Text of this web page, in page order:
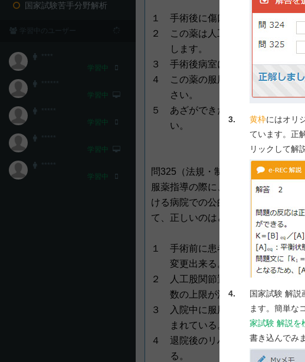
3. 黄枠にはオリ
ています。正
リックして解
4. 国家試験 解説
ます。簡単な
家試験 解説を
書き込んでみ
国家試験苦手分野解析
学習中のユーザー
****
学習中
******
学習中
*****
学習中
*****
学習中
*****
学習中
１ 手術後に傷口の血の流れをよく
２ この薬は人工股関節置換術後に
します。
３ 手術後病室に戻ったらすぐに服
４ この薬の服用中はグレープフル
さい。
５ あざができたり、歯ぐきから出
い。
問325（法規・制度・倫理）
服薬指導の際に、患者から入院費用
ける病院での公的医療保険制度での
て、正しいのはどれか。 ２つ選べ。
１ 手術前に患者が希望すれば、医
変更出来る。
２ 人工股関節置換術の入院基本料
数の上限が決まっている。
３ 入院中に服用する処方1と処方
まれている。
４ 退院後のリハビリテーション料
る。